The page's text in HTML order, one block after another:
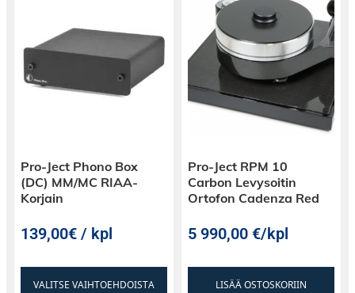
Pro-Ject Phono Box
(DC) MM/MC RIAA-
Korjain
139,00€ / kpl
VALITSE VAIHTOEHDOISTA
Pro-Ject RPM 10
Carbon Levysoitin
Ortofon Cadenza Red
5 990,00€/kpl
LISÄÄ OSTOSKORIIN